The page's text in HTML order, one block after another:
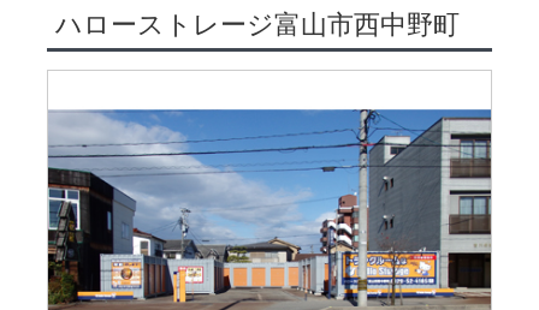
ハローストレージ富山市西中野町